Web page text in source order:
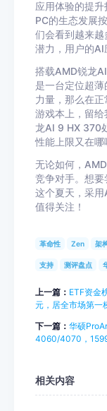
应用体验的提
PC的生态发展
们会看到越来
潜力，用户的AI
搭载AMD锐龙
是一台定位超
力量，那么在
游戏本上，留
龙AI 9 HX 370
性能上限又在哪
无论如何，
竞争对手。想要
这个夏天，采
值得关注！
革命性 Zen 架
支持 测评盘点
上一篇： ETF资金
元，居全市场第一
下一篇： 华硕
4060/4070，
相关内容